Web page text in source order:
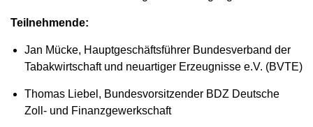
Teilnehmende:
Jan Mücke, Hauptgeschäftsführer Bundesverband der
Tabakwirtschaft und neuartiger Erzeugnisse e.V. (BVTE)
Thomas Liebel, Bundesvorsitzender BDZ Deutsche
Zoll- und Finanzgewerkschaft